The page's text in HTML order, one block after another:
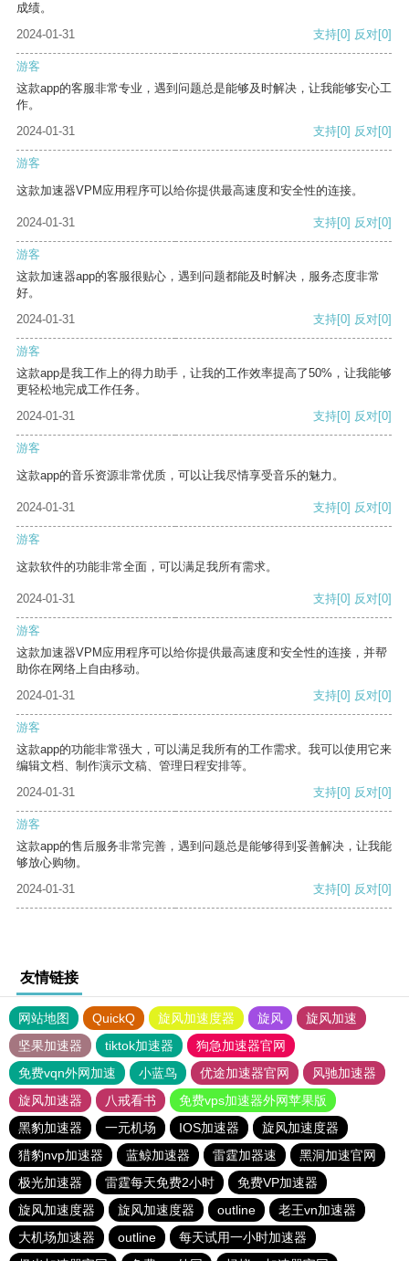
成绩。
2024-01-31
支持[0] 反对[0]
游客
这款app的客服非常专业，遇到问题总是能够及时解决，让我能够安心工
作。
2024-01-31
支持[0] 反对[0]
游客
这款加速器VPM应用程序可以给你提供最高速度和安全性的连接。
2024-01-31 支持[0] 反对[0]
游客
这款加速器app的客服很贴心，遇到问题都能及时解决，服务态度非常
好。
2024-01-31
支持[0] 反对[0]
游客
这款app是我工作上的得力助手，让我的工作效率提高了50%，让我能够
更轻松地完成工作任务。
2024-01-31
支持[0] 反对[0]
游客
这款app的音乐资源非常优质，可以让我尽情享受音乐的魅力。
2024-01-31 支持[0] 反对[0]
游客
这款软件的功能非常全面，可以满足我所有需求。
2024-01-31 支持[0] 反对[0]
游客
这款加速器VPM应用程序可以给你提供最高速度和安全性的连接，并帮
助你在网络上自由移动。
2024-01-31
支持[0] 反对[0]
游客
这款app的功能非常强大，可以满足我所有的工作需求。我可以使用它来
编辑文档、制作演示文稿、管理日程安排等。
2024-01-31
支持[0] 反对[0]
游客
这款app的售后服务非常完善，遇到问题总是能够得到妥善解决，让我能
够放心购物。
2024-01-31
支持[0] 反对[0]
友情链接
网站地图 QuickQ 旋风加速度器 旋风
旋风加速
坚果加速器
tiktok加速器
狗急加速器官网
免费vqn外网加速
小蓝鸟 优途加速器官网
风驰加速器
旋风加速器
八戒看书
免费vps加速器外网苹果版
黑豹加速器
一元机场 IOS加速器
旋风加速度器
猎豹nvp加速器
蓝鲸加速器 雷霆加器速
黑洞加速官网
极光加速器
雷霆每天免费2小时
免费VP加速器
旋风加速度器
旋风加速度器 outline
老王vn加速器
大机场加速器
outline
每天试用一小时加速器